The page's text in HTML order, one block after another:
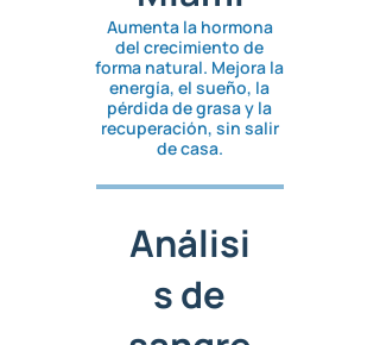
Análisi
s de
Aumenta la hormona
del crecimiento de
forma natural. Mejora la
energía, el sueño, la
pérdida de grasa y la
recuperación, sin salir
de casa.